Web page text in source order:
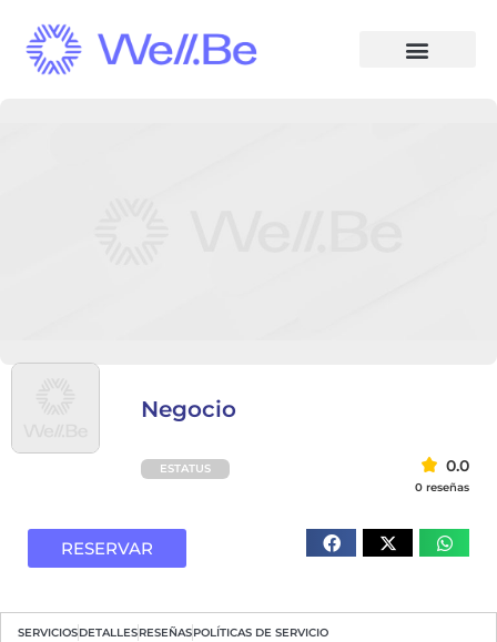
Negocio
ESTATUS 0.0
0 reseñas
RESERVAR
SERVICIOSDETALLESRESEÑASPOLÍTICAS DE SERVICIO